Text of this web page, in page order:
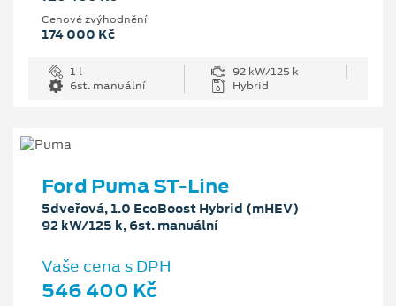
Cenové zvýhodnění
174 000 Kč
1 l
92 kW/125 k
6st. manuální
Hybrid
Ford Puma ST-Line
5dveřová, 1.0 EcoBoost Hybrid (mHEV)
92 kW/125 k, 6st. manuální
Vaše cena s DPH
546 400 Kč